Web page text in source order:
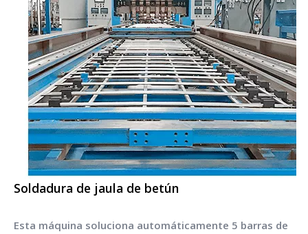
Soldadura de jaula de betún
Esta máquina soluciona automáticamente 5 barras de